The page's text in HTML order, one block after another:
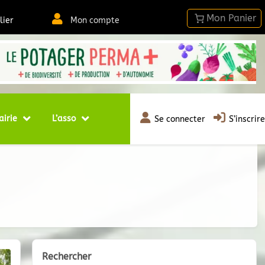
Mon compte
L’asso Se connecter S’inscrire
Rechercher